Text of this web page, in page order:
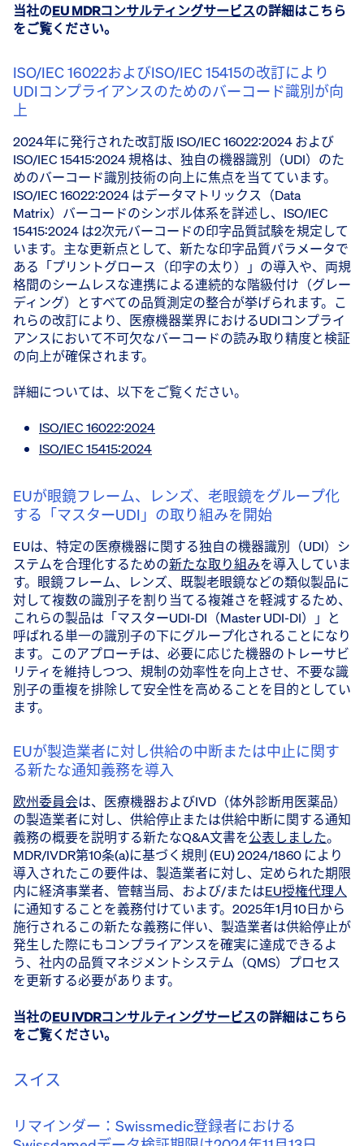
当社のEU MDRコンサルティングサービスの詳細はこちら
をご覧ください。
ISO/IEC 16022およびISO/IEC 15415の改訂により
UDIコンプライアンスのためのバーコード識別が向
上
2024年に発行された改訂版 ISO/IEC 16022:2024 および
ISO/IEC 15415:2024 規格は、独自の機器識別（UDI）のた
めのバーコード識別技術の向上に焦点を当てています。
ISO/IEC 16022:2024 はデータマトリックス（Data
Matrix）バーコードのシンボル体系を詳述し、ISO/IEC
15415:2024 は2次元バーコードの印字品質試験を規定して
います。主な更新点として、新たな印字品質パラメータで
ある「プリントグロース（印字の太り）」の導入や、両規
格間のシームレスな連携による連続的な階級付け（グレー
ディング）とすべての品質測定の整合が挙げられます。こ
れらの改訂により、医療機器業界におけるUDIコンプライ
アンスにおいて不可欠なバーコードの読み取り精度と検証
の向上が確保されます。
詳細については、以下をご覧ください。
ISO/IEC 16022:2024
ISO/IEC 15415:2024
EUが眼鏡フレーム、レンズ、老眼鏡をグループ化
する「マスターUDI」の取り組みを開始
EUは、特定の医療機器に関する独自の機器識別（UDI）シ
ステムを合理化するための新たな取り組みを導入していま
す。眼鏡フレーム、レンズ、既製老眼鏡などの類似製品に
対して複数の識別子を割り当てる複雑さを軽減するため、
これらの製品は「マスターUDI-DI（Master UDI-DI）」と
呼ばれる単一の識別子の下にグループ化されることになり
ます。このアプローチは、必要に応じた機器のトレーサビ
リティを維持しつつ、規制の効率性を向上させ、不要な識
別子の重複を排除して安全性を高めることを目的としてい
ます。
EUが製造業者に対し供給の中断または中止に関す
る新たな通知義務を導入
欧州委員会は、医療機器およびIVD（体外診断用医薬品）
の製造業者に対し、供給停止または供給中断に関する通知
義務の概要を説明する新たなQ&A文書を公表しました。
MDR/IVDR第10条(a)に基づく規則 (EU) 2024/1860 により
導入されたこの要件は、製造業者に対し、定められた期限
内に経済事業者、管轄当局、および/またはEU授権代理人
に通知することを義務付けています。2025年1月10日から
施行されるこの新たな義務に伴い、製造業者は供給停止が
発生した際にもコンプライアンスを確実に達成できるよ
う、社内の品質マネジメントシステム（QMS）プロセス
を更新する必要があります。
当社のEU IVDRコンサルティングサービスの詳細はこちら
をご覧ください。
スイス
リマインダー：Swissmedic登録者における